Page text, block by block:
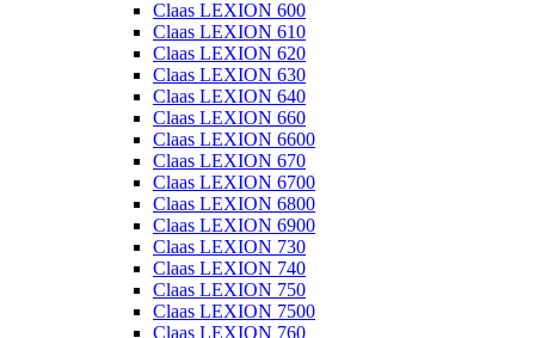
Claas LEXION 600
Claas LEXION 610
Claas LEXION 620
Claas LEXION 630
Claas LEXION 640
Claas LEXION 660
Claas LEXION 6600
Claas LEXION 670
Claas LEXION 6700
Claas LEXION 6800
Claas LEXION 6900
Claas LEXION 730
Claas LEXION 740
Claas LEXION 750
Claas LEXION 7500
Claas LEXION 760